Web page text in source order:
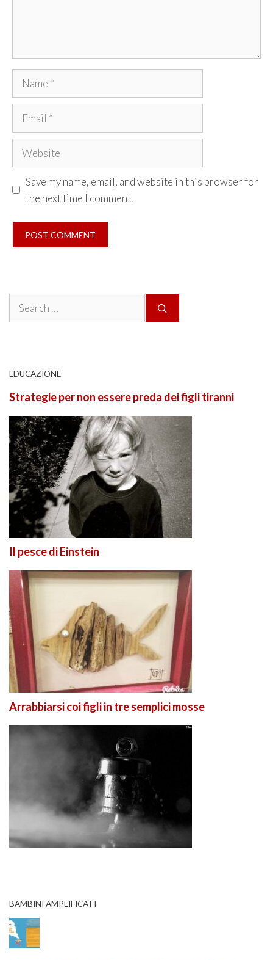
Name
Email
Website
Save my name, email, and website in this browser for
the next time I comment.
Search
EDUCAZIONE
Strategie per non essere preda dei figli tiranni
Il pesce di Einstein
Arrabbiarsi coi figli in tre semplici mosse
BAMBINI AMPLIFICATI